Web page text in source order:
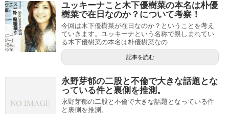
ユッキーナこと木下優樹菜の本名は朴優
樹菜で在日なのか？について考察！
今回は木下優樹菜が在日なのか？ということを考え
ていきます。ユッキーナという名称で親しまれてい
る木下優樹菜の本名は朴優樹菜なの...
記事を読む
永野芽郁の二股と不倫で大きな話題とな
っている件と裏側を推測。
永野芽郁の二股と不倫で大きな話題となっている件
と裏側を推測。